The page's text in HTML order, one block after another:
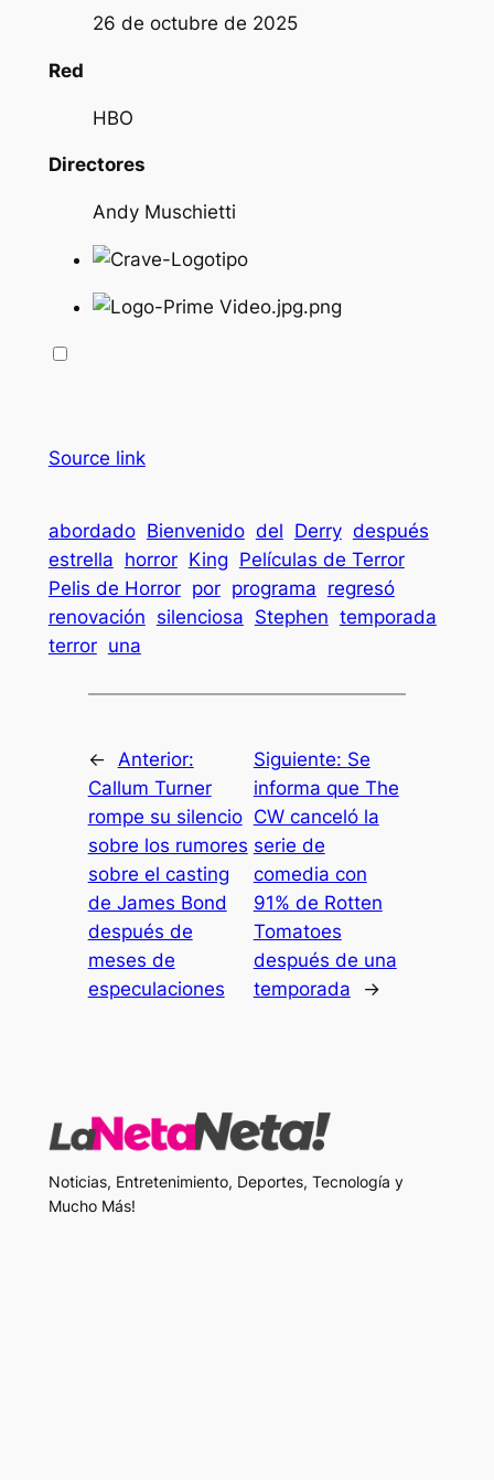
26 de octubre de 2025
Red
HBO
Directores
Andy Muschietti
Source link
abordado Bienvenido del Derry después
estrella horror King Películas de Terror
Pelis de Horror por programa regresó
renovación silenciosa Stephen temporada
terror una
← Anterior:
Callum Turner
rompe su silencio
sobre los rumores
sobre el casting
de James Bond
después de
meses de
especulaciones
Siguiente: Se
informa que The
CW canceló la
serie de
comedia con
91% de Rotten
Tomatoes
después de una
temporada
→
Noticias, Entretenimiento, Deportes, Tecnología y
Mucho Más!